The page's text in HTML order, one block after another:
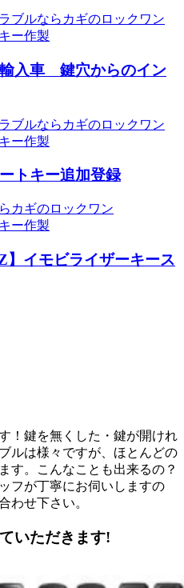
ー作製
入車 鍵穴からのイン
ー作製
トキー追加登録
ー作製
】イモビライザーキース
！鍵を無くした・鍵が開けれ
ルは様々ですが、ほとんどの
す。こんなことも出来るの？
フが丁寧にお伺いしますの
わせ下さい。
いただきます!